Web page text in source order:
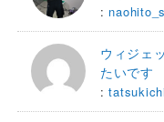
:
ウィジェ
たいです
: